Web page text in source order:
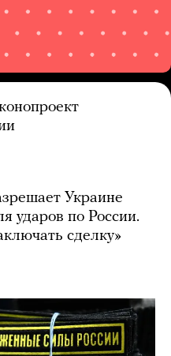
Украине
ударов по России.
сделку»